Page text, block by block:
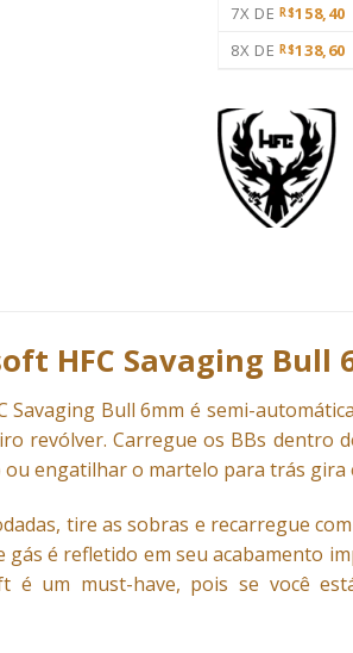
7X DE R$158,40
8X DE R$138,60
HFC Savaging Bull
Savaging Bull 6mm é semi-
revólver. Carregue os BBs dentro
engatilhar o martelo para trás gira
tire as sobras e recarregue
é refletido em seu acabamento
é um must-have, pois se você